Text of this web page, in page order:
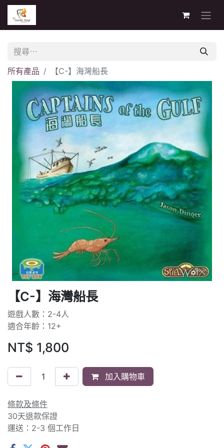
所有產品 【C-】海灣船長
【C-】海灣船長
遊戲人數：2-4人
適合年齡：12+
NT$ 1,800
加入購物車
條款及條件
30天退款保證
運送：2-3 個工作日